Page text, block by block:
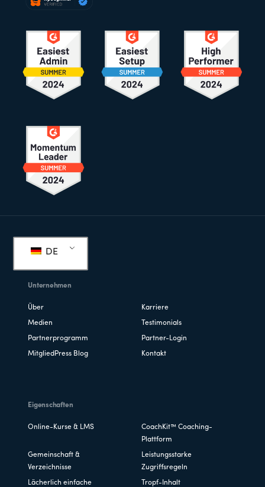
DE
Unternehmen
Über Karriere
Medien Testimonials
Partnerprogramm Partner-Login
MitgliedPress Blog Kontakt
Eigenschaften
Online-Kurse & LMS
CoachKit™ Coaching-
Plattform
Gemeinschaft &
Verzeichnisse
Leistungsstarke
Zugriffsregeln
Lächerlich einfache
Tropf-Inhalt